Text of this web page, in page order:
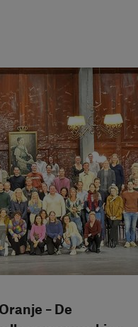
– De